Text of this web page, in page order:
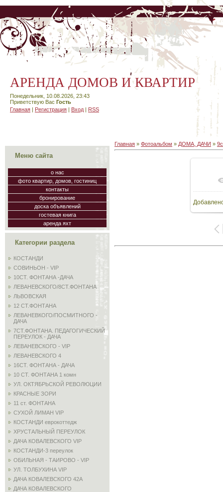
АРЕНДА ДОМОВ И КВАРТИР
Понедельник, 10.08.2026, 23:43
Приветствую Вас Гость
Главная | Регистрация | Вход | RSS
Меню сайта
о нас
фото квартир, домов, гостиниц
контакты
бронирование
доска объявлений
гостевая книга
аренда яхт
Категории раздела
КОСТАНДИ
СОВИНЬОН - VIP
10СТ. ФОНТАНА -ДАЧА
ЛЕВАНЕВСКОГО/8СТ.ФОНТАНА
ЛЬВОВСКАЯ
12 СТ.ФОНТАНА
ЛЕВАНЕВКОГО/ПОСМИТНОГО -
ДАЧА
7СТ.ФОНТАНА. ПЕДАГОГИЧЕСКИЙ
ПЕРЕУЛОК - ДАЧА
ЛЕВАНЕВСКОГО - VIP
ЛЕВАНЕВСКОГО 4
16СТ. ФОНТАНА - ДАЧА
10 СТ. ФОНТАНА 1 комн
УЛ. ОКТЯБРЬСКОЙ РЕВОЛЮЦИИ
КРАСНЫЕ ЗОРИ
11 ст. ФОНТАНА
СУХОЙ ЛИМАН VIP
КОСТАНДИ еврокоттедж
ХРУСТАЛЬНЫЙ ПЕРЕУЛОК
ДАЧА КОВАЛЕВСКОГО VIP
КОСТАНДИ-3 переулок
ОБИЛЬНАЯ - ТАИРОВО - VIP
УЛ. ТОЛБУХИНА VIP
ДАЧА КОВАЛЕВСКОГО 42А
ДАЧА КОВАЛЕВСКОГО
Главная » Фотоальбом » ДОМА, ДАЧИ »